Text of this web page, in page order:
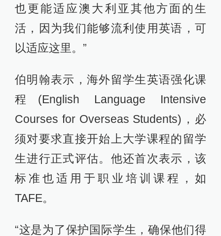
也更能适应澳大利亚其他方面的生
活，因为我们能够流利使用英语，可
以适应这里。”
伯明翰表示，海外留学生英语强化课
程(English Language Intensive
Courses for Overseas Students)，必
须对要求直接开始上大学课程的留学
生进行正式评估。他还首次表示，该
标准也适用于职业培训课程，如
TAFE。
“这是为了保护国际学生，确保他们得